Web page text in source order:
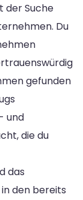
der Suche
Du
gefunden
und
die du
das
den bereits